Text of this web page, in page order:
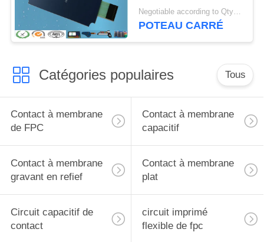
le connecteur femelle
3M468MP de 10
Negotiable according to Qty forecast MOQ:Négociables
POTEAU CARRÉ
Catégories populaires Tous
Contact à membrane
de FPC
Contact à membrane
capacitif
Contact à membrane
gravant en refief
Contact à membrane
plat
Circuit capacitif de
contact
circuit imprimé
flexible de fpc